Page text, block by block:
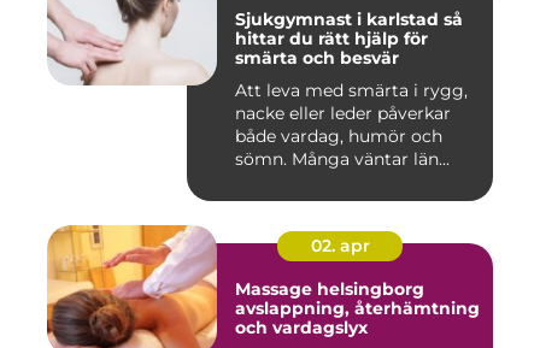
Sjukgymnast i karlstad så
hittar du rätt hjälp för
smärta och besvär
Att leva med smärta i rygg,
nacke eller leder påverkar
både vardag, humör och
sömn. Många väntar län...
02. apr
Massage helsingborg
avslappning, återhämtning
och vardagslyx